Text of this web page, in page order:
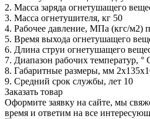
2. Масса заряда огнетушащего
3. Масса огнетушителя, кг 50
4. Рабочее давление, МПа (кгс/м2)
5. Время выхода огнетушащего
6. Длина струи огнетушащего
7. Диапазон рабочих температур, °
8. Габаритные размеры, мм
9. Средний срок службы, лет 10
Заказать товар
Оформите заявку на сайте, мы
время и ответим на все